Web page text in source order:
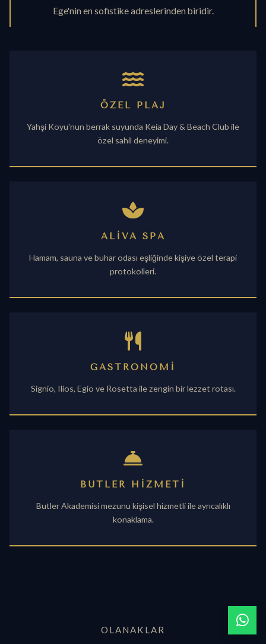
Ege'nin en sofistike adreslerinden biridir.
ÖZEL PLAJ
Yahşi Koyu'nun berrak suyunda Keia Day & Beach Club ile
özel sahil deneyimi.
ALIVA SPA
Hamam, sauna ve buhar odası eşliğinde kişiye özel terapi
protokolleri.
GASTRONOMI
Signio, Ilios, Egio ve Rosetta ile zengin bir lezzet rotası.
BUTLER HIZMETI
Butler Akademisi mezunu kişisel hizmetli ile ayrıcalıklı
konaklama.
OLANAKLAR